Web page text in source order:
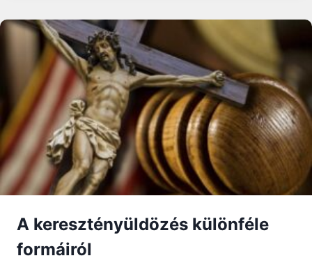
EREJÉRŐL
A keresztényüldözés különféle
formáiról